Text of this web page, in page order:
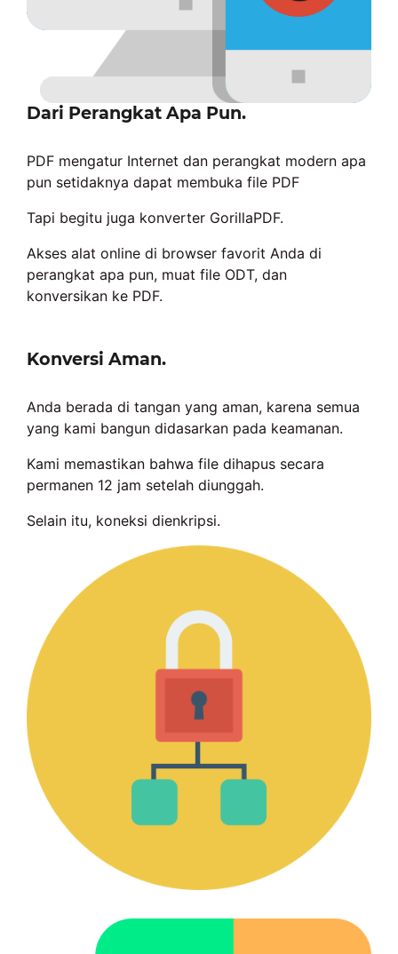
Dari Perangkat Apa Pun.
PDF mengatur Internet dan perangkat modern apa
pun setidaknya dapat membuka file PDF
Tapi begitu juga konverter GorillaPDF.
Akses alat online di browser favorit Anda di
perangkat apa pun, muat file ODT, dan
konversikan ke PDF.
Konversi Aman.
Anda berada di tangan yang aman, karena semua
yang kami bangun didasarkan pada keamanan.
Kami memastikan bahwa file dihapus secara
permanen 12 jam setelah diunggah.
Selain itu, koneksi dienkripsi.